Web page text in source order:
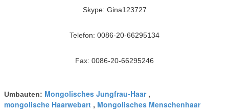
Skype: Gina123727
Telefon: 0086-20-66295134
Fax: 0086-20-66295246
Umbauten: Mongolisches Jungfrau-Haar,
mongolische Haarwebart , Mongolisches Menschenhaar